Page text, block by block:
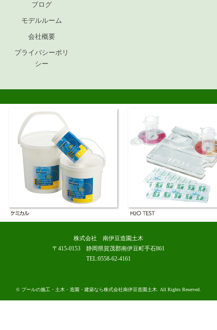
ブログ
モデルルーム
会社概要
プライバシーポリ
シー
株式会社 南伊豆造園土木
〒415-0153 静岡県賀茂郡南伊豆町手石861
TEL:0558-62-4161
© プールの施工・土木・造園・建築なら株式会社南伊豆造園土木. All Rights Reserved.